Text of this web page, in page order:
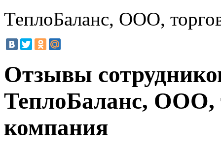
ТеплоБаланс, ООО,
Отзывы
ТеплоБаланс, ООО,
компания